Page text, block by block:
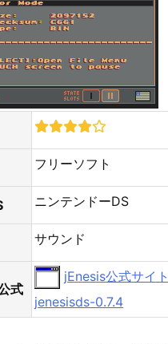
フリーソフト
ニンテンドーDS
サウンド
式
jEnesis公式サイト
jenesisds-0.7.4